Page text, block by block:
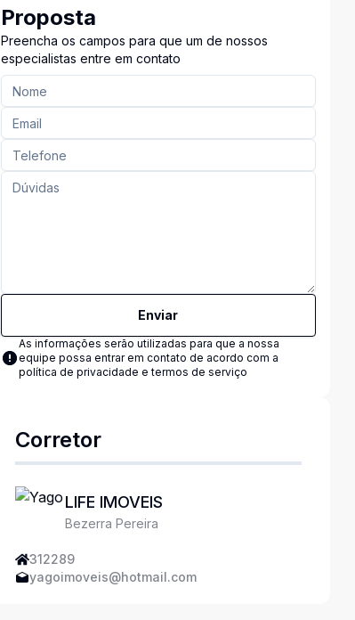
Proposta
Preencha os campos para que um de nossos
especialistas entre em contato
Enviar
As informações serão utilizadas para que a nossa
equipe possa entrar em contato de acordo com a
política de privacidade e termos de serviço
Corretor
LIFE IMOVEIS
Bezerra Pereira
312289
yagoimoveis@hotmail.com